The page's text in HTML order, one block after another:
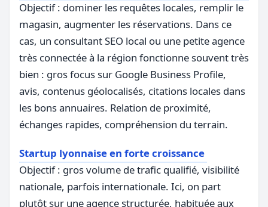
Objectif : dominer les requêtes locales, remplir le
magasin, augmenter les réservations. Dans ce
cas, un consultant SEO local ou une petite agence
très connectée à la région fonctionne souvent très
bien : gros focus sur Google Business Profile,
avis, contenus géolocalisés, citations locales dans
les bons annuaires. Relation de proximité,
échanges rapides, compréhension du terrain.
Startup lyonnaise en forte croissance
Objectif : gros volume de trafic qualifié, visibilité
nationale, parfois internationale. Ici, on part
plutôt sur une agence structurée, habituée aux